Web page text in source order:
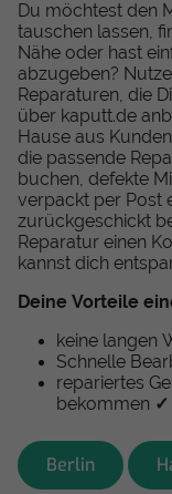
Du möchtest den
tauschen lassen,
Nähe oder hast
abzugeben?
Reparaturen, die
über kaputt.de
Hause aus
die passende
buchen, defekte
verpackt per Post
zurückgeschickt
Reparatur einen
kannst dich
Deine Vorteile
keine langen
Schnelle
repariertes
bekommen ✓
Berlin